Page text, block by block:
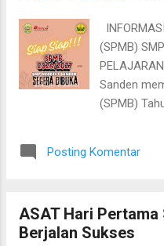
(SPMB)
Sanden
(SPMB)
jadwal,
melakukan
melalui
Posting Komentar
ASAT Hari Pertama
Berjalan Sukses